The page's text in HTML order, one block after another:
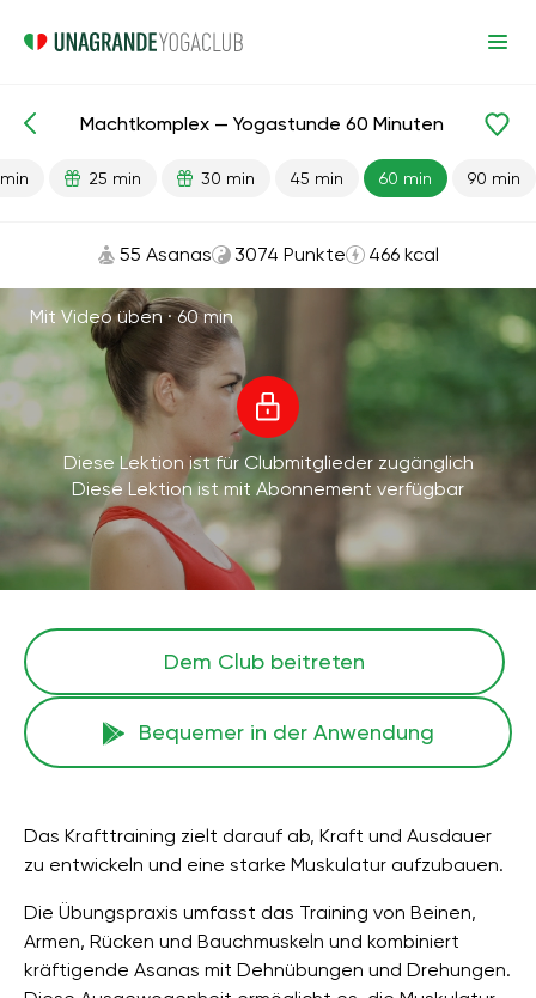
Fertige Lektionen Stärke
Machtkomplex — Yogastunde 60 Minuten
25 min 30 min 45 min 60 min 90 min
55 Asanas 3074 Punkte 466 kcal
Mit Video üben ·60 min
Diese Lektion ist für Clubmitglieder zugänglich
Diese Lektion ist mit Abonnement verfügbar
Dem Club beitreten
Bequemer in der Anwendung
Das Krafttraining zielt darauf ab, Kraft und Ausdauer
zu entwickeln und eine starke Muskulatur aufzubauen.
Die Übungspraxis umfasst das Training von Beinen,
Armen, Rücken und Bauchmuskeln und kombiniert
kräftigende Asanas mit Dehnübungen und Drehungen.